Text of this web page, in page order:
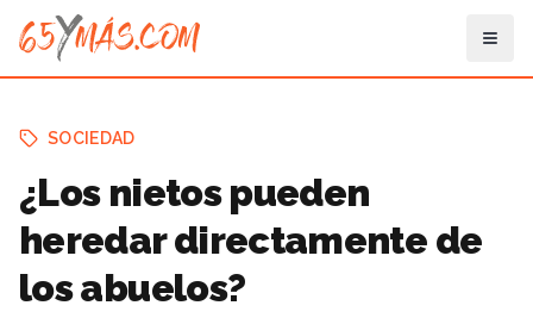
SOCIEDAD
¿Los nietos pueden
heredar directamente de
los abuelos?